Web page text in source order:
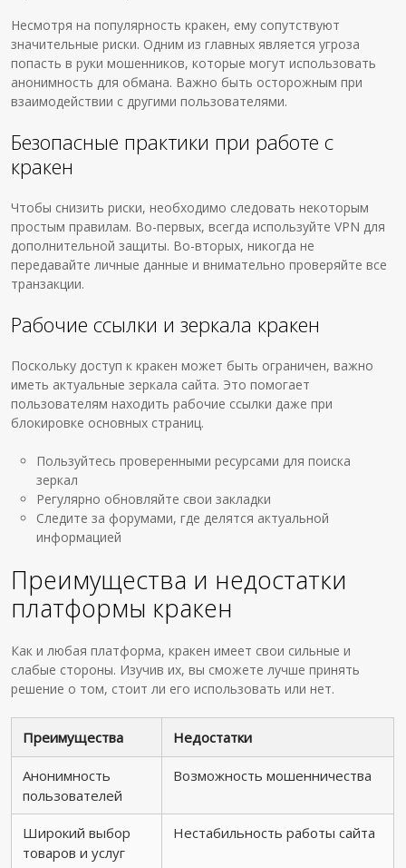
Несмотря на популярность кракен, ему сопутствуют
значительные риски. Одним из главных является угроза
попасть в руки мошенников, которые могут использовать
анонимность для обмана. Важно быть осторожным при
взаимодействии с другими пользователями.
Безопасные практики при работе с
кракен
Чтобы снизить риски, необходимо следовать некоторым
простым правилам. Во-первых, всегда используйте VPN для
дополнительной защиты. Во-вторых, никогда не
передавайте личные данные и внимательно проверяйте все
транзакции.
Рабочие ссылки и зеркала кракен
Поскольку доступ к кракен может быть ограничен, важно
иметь актуальные зеркала сайта. Это помогает
пользователям находить рабочие ссылки даже при
блокировке основных страниц.
Пользуйтесь проверенными ресурсами для поиска
зеркал
Регулярно обновляйте свои закладки
Следите за форумами, где делятся актуальной
информацией
Преимущества и недостатки
платформы кракен
Как и любая платформа, кракен имеет свои сильные и
слабые стороны. Изучив их, вы сможете лучше принять
решение о том, стоит ли его использовать или нет.
Преимущества Недостатки
Анонимность
пользователей
Возможность мошенничества
Широкий выбор
товаров и услуг
Нестабильность работы сайта